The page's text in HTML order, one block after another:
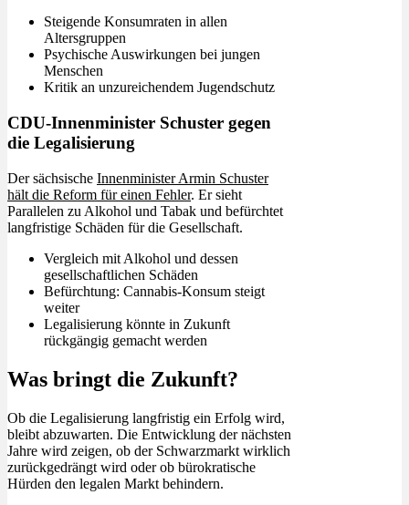
Steigende Konsumraten in allen
Altersgruppen
Psychische Auswirkungen bei jungen
Menschen
Kritik an unzureichendem Jugendschutz
CDU-Innenminister Schuster gegen
die Legalisierung
Der sächsische Innenminister Armin Schuster
hält die Reform für einen Fehler. Er sieht
Parallelen zu Alkohol und Tabak und befürchtet
langfristige Schäden für die Gesellschaft.
Vergleich mit Alkohol und dessen
gesellschaftlichen Schäden
Befürchtung: Cannabis-Konsum steigt
weiter
Legalisierung könnte in Zukunft
rückgängig gemacht werden
Was bringt die Zukunft?
Ob die Legalisierung langfristig ein Erfolg wird,
bleibt abzuwarten. Die Entwicklung der nächsten
Jahre wird zeigen, ob der Schwarzmarkt wirklich
zurückgedrängt wird oder ob bürokratische
Hürden den legalen Markt behindern.